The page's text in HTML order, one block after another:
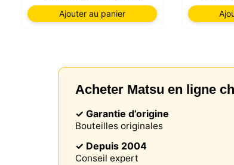
Ajouter au panier
Acheter Matsu en ligne
✓ Garantie d’origine
Bouteilles originales
✓ Depuis 2004
Conseil expert